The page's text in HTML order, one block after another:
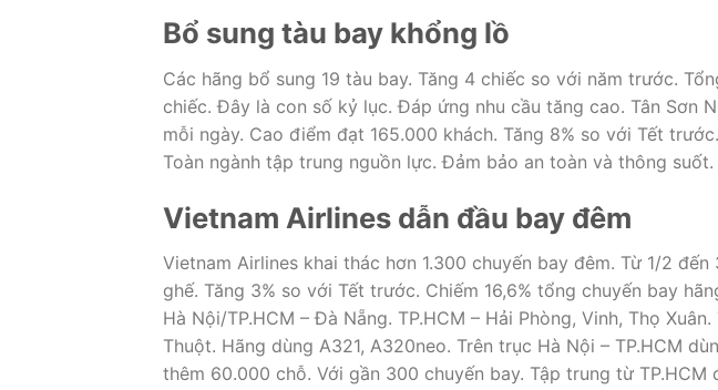
Bổ sung tàu bay khổng lồ
Các hãng bổ sung 19 tàu bay. Tăng 4 chiếc so với năm trước.
chiếc. Đây là con số kỷ lục. Đáp ứng nhu cầu tăng cao. Tân Sơn
mỗi ngày. Cao điểm đạt 165.000 khách. Tăng 8% so với Tết
Toàn ngành tập trung nguồn lực. Đảm bảo an toàn và thông suốt.
Vietnam Airlines dẫn đầu bay đêm
Vietnam Airlines khai thác hơn 1.300 chuyến bay đêm. Từ 1/2
ghế. Tăng 3% so với Tết trước. Chiếm 16,6% tổng chuyến bay
Hà Nội/TP.HCM – Đà Nẵng. TP.HCM – Hải Phòng, Vinh, Thọ
Thuột. Hãng dùng A321, A320neo. Trên trục Hà Nội – TP.HCM
thêm 60.000 chỗ. Với gần 300 chuyến bay. Tập trung từ TP.HCM